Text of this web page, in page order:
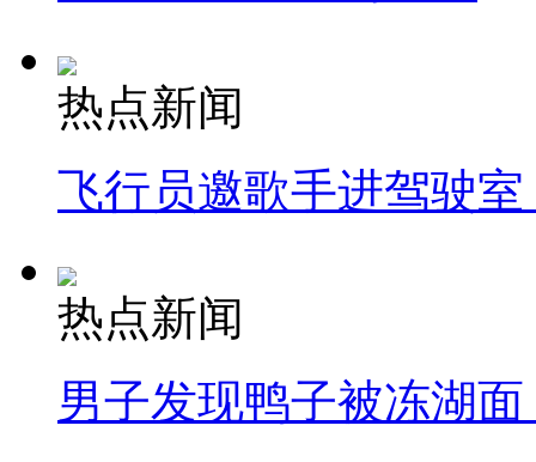
热点新闻
飞行员邀歌手进驾驶
热点新闻
男子发现鸭子被冻湖